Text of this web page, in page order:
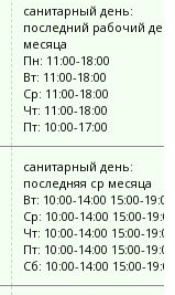
санитарный день:
последний рабочий
месяца
Пн: 11:00-18:00
Вт: 11:00-18:00
Ср: 11:00-18:00
Чт: 11:00-18:00
Пт: 10:00-17:00
санитарный день:
последняя ср месяца
Вт: 10:00-14:00 15:00-19:00
Ср: 10:00-14:00 15:00-19:00
Чт: 10:00-14:00 15:00-19:00
Пт: 10:00-14:00 15:00-19:00
Сб: 10:00-14:00 15:00-19:00